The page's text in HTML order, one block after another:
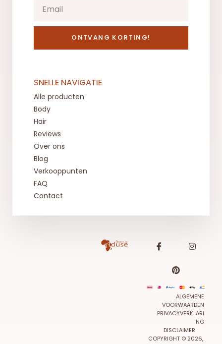
ONTVANG KORTING!
SNELLE NAVIGATIE
Alle producten
Body
Hair
Reviews
Over ons
Blog
Verkooppunten
FAQ
Contact
ALGEMENE
VOORWAARDEN
PRIVACYVERKLARI
NG
DISCLAIMER
COPYRIGHT © 2026,